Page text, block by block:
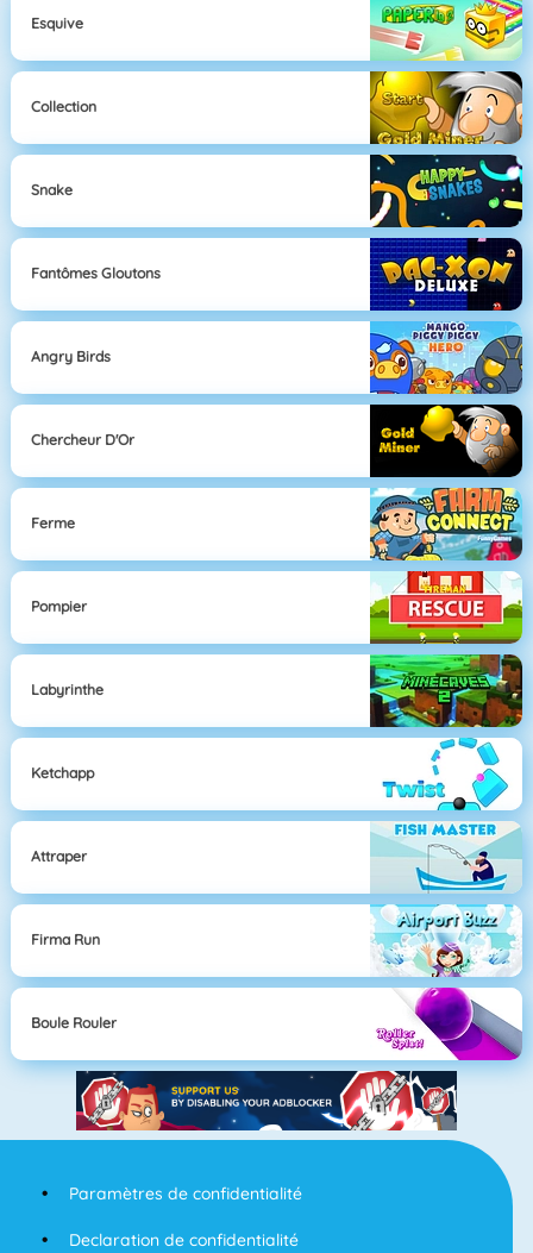
Esquive
Collection
Snake
Fantômes Gloutons
Angry Birds
Chercheur D'Or
Ferme
Pompier
Labyrinthe
Ketchapp
Attraper
Firma Run
Boule Rouler
Paramètres de confidentialité
Declaration de confidentialité